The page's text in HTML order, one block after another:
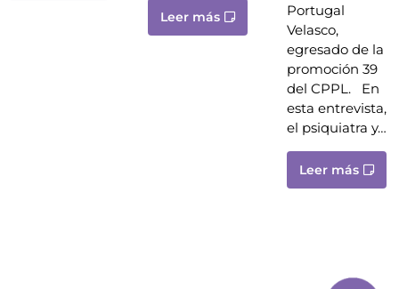
Leer más
Portugal
Velasco,
egresado de la
promoción 39
del CPPL. En
esta entrevista,
el psiquiatra y…
Leer más